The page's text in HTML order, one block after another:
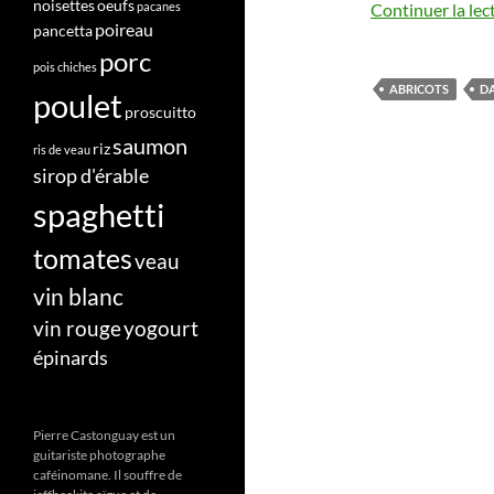
Continuer la
ABRICOTS
noisettesoeufspacanes
pancettapoireau
pois chiches porc
poulet proscuitto
ris de veau rizsaumon
sirop d'érable
spaghetti
tomatesveau
vin blanc
vin rougeyogourt
épinards
Pierre Castonguay est un
guitariste photographe
caféinomane. Il souffre de